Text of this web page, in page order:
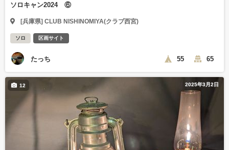
ソロキャン2024 ⑥
[兵庫県] CLUB NISHINOMIYA(クラブ西宮)
ソロ 区画サイト
たっち 55 65
2025年3月2日
12